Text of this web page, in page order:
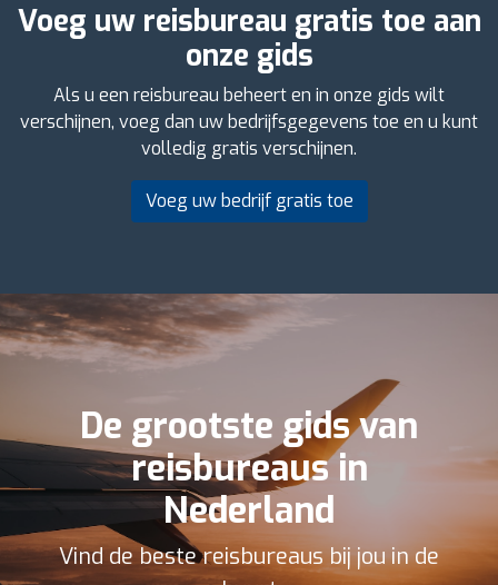
Voeg uw reisbureau gratis toe aan
onze gids
Als u een reisbureau beheert en in onze gids wilt
verschijnen, voeg dan uw bedrijfsgegevens toe en u kunt
volledig gratis verschijnen.
Voeg uw bedrijf gratis toe
De grootste gids van
reisbureaus in
Nederland
Vind de beste reisbureaus bij jou in de